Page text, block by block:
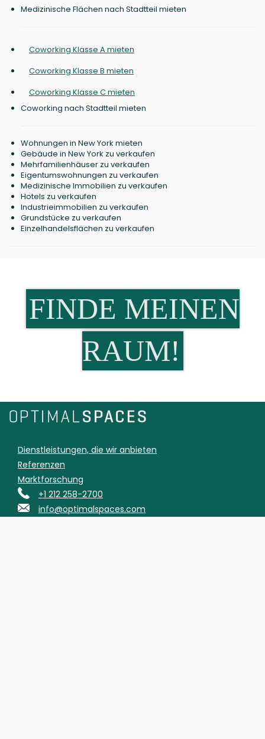
Medizinische Flächen nach Stadtteil mieten
Coworking Klasse A mieten
Coworking Klasse B mieten
Coworking Klasse C mieten
Coworking nach Stadtteil mieten
Wohnungen in New York mieten
Gebäude in New York zu verkaufen
Mehrfamilienhäuser zu verkaufen
Eigentumswohnungen zu verkaufen
Medizinische Immobilien zu verkaufen
Hotels zu verkaufen
Industrieimmobilien zu verkaufen
Grundstücke zu verkaufen
Einzelhandelsflächen zu verkaufen
FINDE MEINEN
RAUM!
Dienstleistungen, die wir anbieten
Referenzen
Marktforschung
+1 212 258-2700
info@optimalspaces.com